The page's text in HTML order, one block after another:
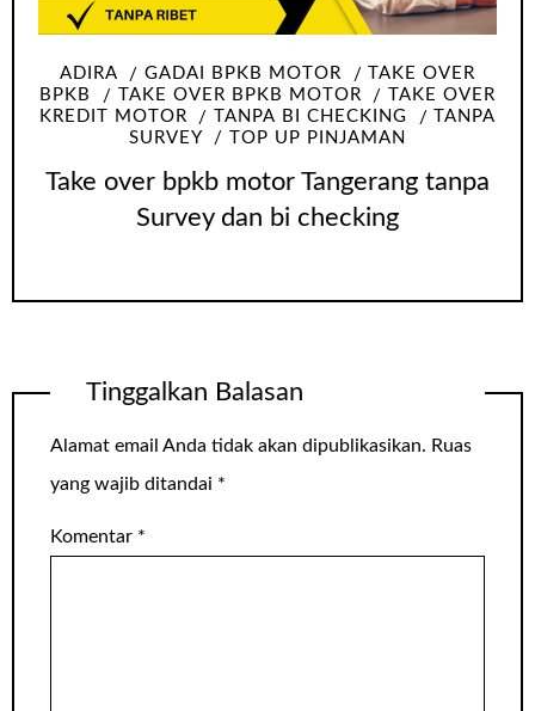
ADIRA GADAI BPKB MOTOR
TAKE OVER
BPKB
TAKE OVER BPKB MOTOR
TAKE OVER
KREDIT MOTOR
TANPA BI CHECKING
TANPA
SURVEY
TOP UP PINJAMAN
Take over bpkb motor Tangerang tanpa
Survey dan bi checking
Tinggalkan Balasan
Alamat email Anda tidak akan dipublikasikan. Ruas
yang wajib ditandai *
Komentar *